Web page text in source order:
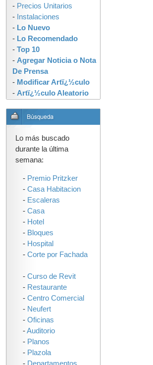
- Precios Unitarios
- Instalaciones
- Lo Nuevo
- Lo Recomendado
- Top 10
- Agregar Noticia o Nota
De Prensa
- Modificar Artï¿½culo
- Artï¿½culo Aleatorio
Lo más buscado
durante la última
semana:
- Premio Pritzker
- Casa Habitacion
- Escaleras
- Casa
- Hotel
- Bloques
- Hospital
- Corte por Fachada
- Curso de Revit
- Restaurante
- Centro Comercial
- Neufert
- Oficinas
-Auditorio
- Planos
- Plazola
- Departamentos